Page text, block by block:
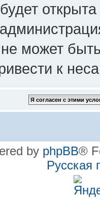
может
к
by phpBB®
Русская